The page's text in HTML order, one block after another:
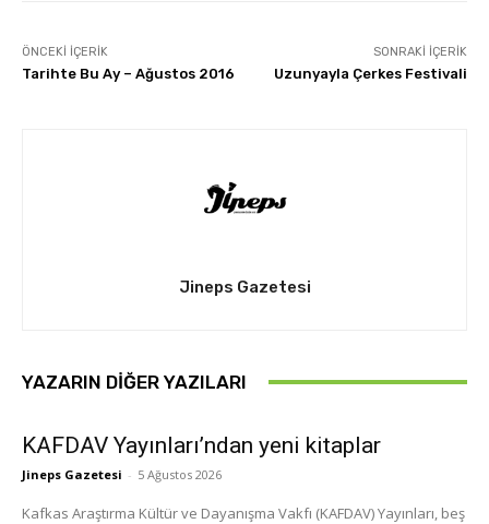
ÖNCEKI İÇERIK
Tarihte Bu Ay – Ağustos 2016
SONRAKI İÇERIK
Uzunyayla Çerkes Festivali
Jineps Gazetesi
YAZARIN DIĞER YAZILARI
KAFDAV Yayınları’ndan yeni kitaplar
Jineps Gazetesi - 5 Ağustos 2026
Kafkas Araştırma Kültür ve Dayanışma Vakfı (KAFDAV) Yayınları, beş